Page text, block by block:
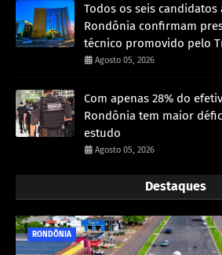
Todos os seis candidatos
Rondônia confirmam
técnico promovido pelo
Agosto 05, 2026
Com apenas 28% do
Rondônia tem maior
estudo
Agosto 05, 2026
Destaques
RONDÔNIA